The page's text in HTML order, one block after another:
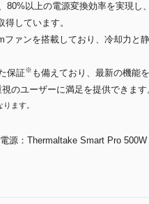
80%以上の電源変換効率を実現し
しています。
ファンを搭載しており、冷却力と
保証※ も備えており、最新の機能
のユーザーに満足を提供できます
ます。
源：Thermaltake Smart Pro